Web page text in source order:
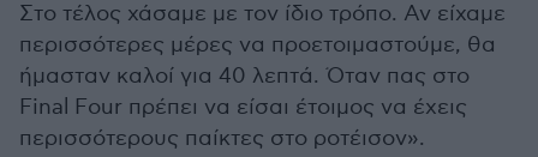
Στο τέλος χάσαμε με τον ίδιο τρόπο. Αν είχαμε
περισσότερες μέρες να προετοιμαστούμε, θα
ήμασταν καλοί για 40 λεπτά. Όταν πας στο
Final Four πρέπει να είσαι έτοιμος να έχεις
περισσότερους παίκτες στο ροτέισον».